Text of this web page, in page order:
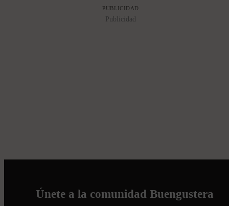
PUBLICIDAD
Publicidad
Únete a la comunidad Buengustera